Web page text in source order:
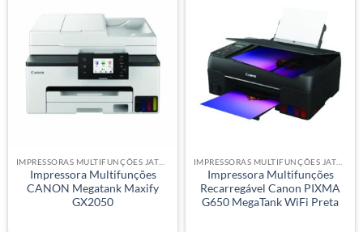
Impressora Multifunções
CANON Megatank Maxify
GX2050
Impressora Multifunções
Recarregável Canon PIXMA
G650 MegaTank WiFi Preta